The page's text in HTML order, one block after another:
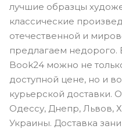
лучшие образцы
классические
отечественной и
предлагаем недорого.
Book24 можно не
доступной цене, но и
курьерской доставки.
Одессу, Днепр, Львов,
Украины. Доставка